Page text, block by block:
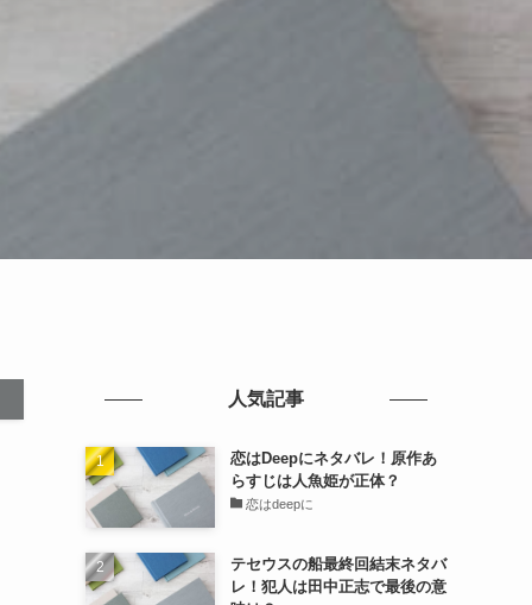
人気記事
恋はDeepにネタバレ！原作あ
らすじは人魚姫が正体？
恋はdeepに
テセウスの船最終回結末ネタバ
レ！犯人は田中正志で最後の意